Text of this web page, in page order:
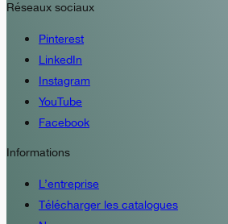
Réseaux sociaux
Pinterest
LinkedIn
Instagram
YouTube
Facebook
Informations
L’entreprise
Télécharger les catalogues